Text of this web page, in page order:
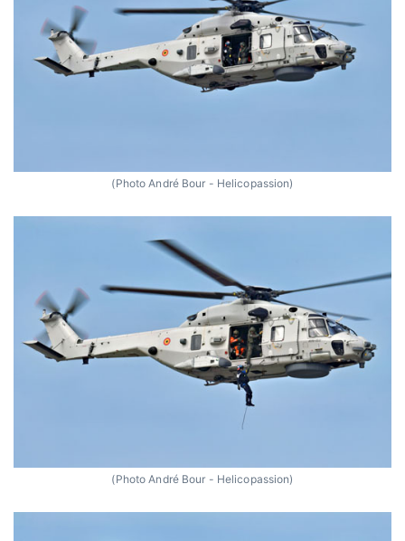
(Photo André Bour - Helicopassion)
(Photo André Bour - Helicopassion)